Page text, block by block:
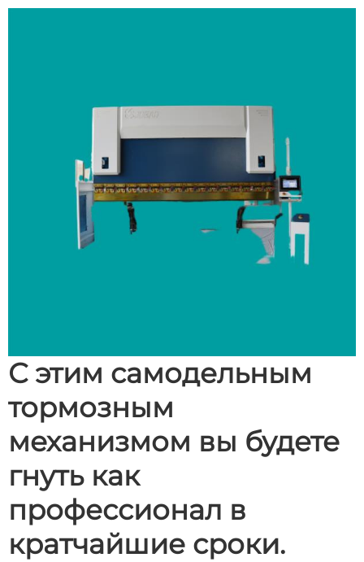
С этим самодельным
тормозным
механизмом вы будете
гнуть как
профессионал в
кратчайшие сроки.